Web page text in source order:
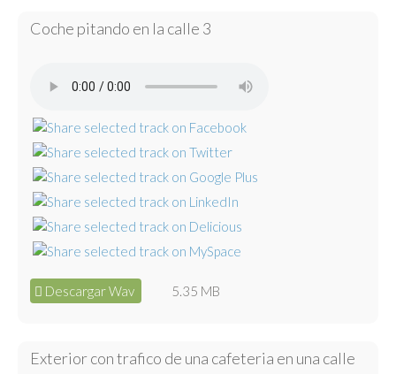
Coche pitando en la calle 3
Descargar Wav 5.35 MB
Exterior con trafico de una cafeteria en una calle